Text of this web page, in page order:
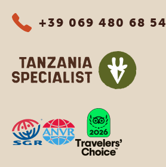
+39 069 480 68 54